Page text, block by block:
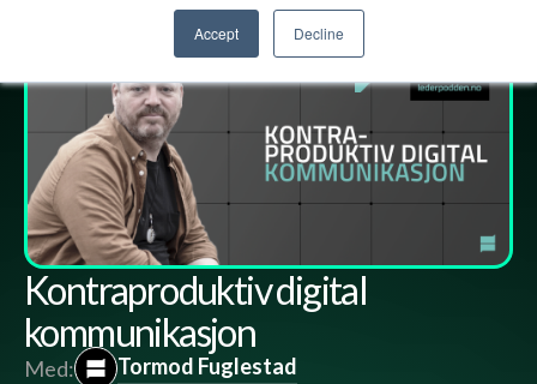
Accept Decline
Kontraproduktiv digital
kommunikasjon
Med:
Tormod Fuglestad